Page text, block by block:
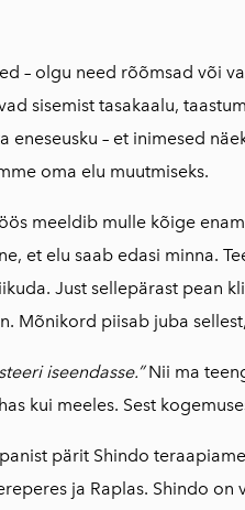
– olgu need rõõmsad või
sisemist tasakaalu,
eneseusku – et inimesed
oma elu muutmiseks.
meeldib mulle kõige
et elu saab edasi minna.
Just sellepärast pean
Mõnikord piisab juba
iseendasse.”Nii ma
kui meeles. Sest
pärit Shindo
ja Raplas. Shindo on